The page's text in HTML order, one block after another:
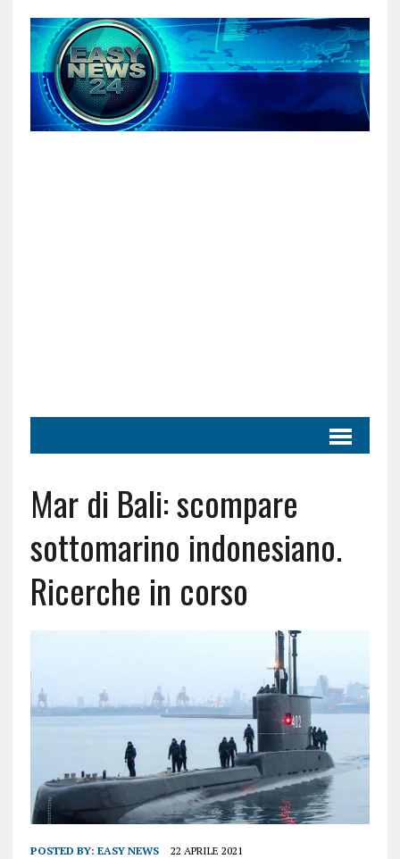
Mar di Bali: scompare
sottomarino indonesiano.
Ricerche in corso
POSTED BY: EASY NEWS 22 APRILE 2021